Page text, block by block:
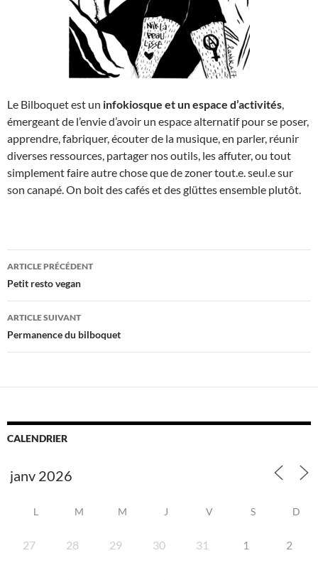
Le Bilboquet est un infokiosque et un espace d’activités
émergeant de l’envie d’avoir un espace alternatif pour se poser,
apprendre, fabriquer, écouter de la musique, en parler, réunir
diverses ressources, partager nos outils, les affuter, ou tout
simplement faire autre chose que de zoner tout.e. seul.e sur
son canapé. On boit des cafés et des glüttes ensemble plutôt.
Navigation
des
articles
ARTICLE PRÉCÉDENT
Petit resto vegan
ARTICLE SUIVANT
Permanence du bilboquet
CALENDRIER
L M M J V S D
27 28 29 30 31 1 2